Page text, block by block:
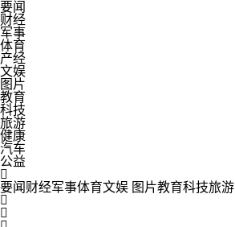
要闻
财经
军事
体育
产经
文娱
图片
教育
科技
旅游
健康
汽车
公益

要闻财经军事体育文娱 图片教育科技旅游

